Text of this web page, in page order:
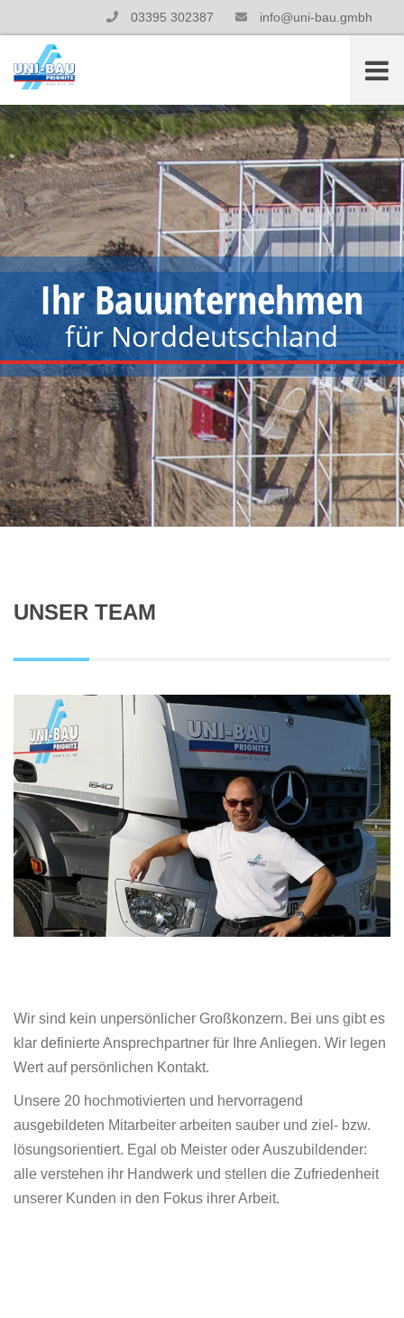
03395 302387 info@uni-bau.gmbh
Ihr Bauunternehmen
für Norddeutschland
UNSER TEAM
Wir sind kein unpersönlicher Großkonzern. Bei uns gibt es
klar definierte Ansprechpartner für Ihre Anliegen. Wir legen
Wert auf persönlichen Kontakt.
Unsere 20 hochmotivierten und hervorragend
ausgebildeten Mitarbeiter arbeiten sauber und ziel- bzw.
lösungsorientiert. Egal ob Meister oder Auszubildender:
alle verstehen ihr Handwerk und stellen die Zufriedenheit
unserer Kunden in den Fokus ihrer Arbeit.